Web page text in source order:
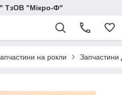
ТзОВ "Мікро-Ф"
на рокли Запчастини